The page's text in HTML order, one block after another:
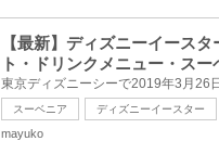
【最新】ディズニーイース
ト・ドリンクメニュー・スー
スーベニア ディズニーイースター
mayuko